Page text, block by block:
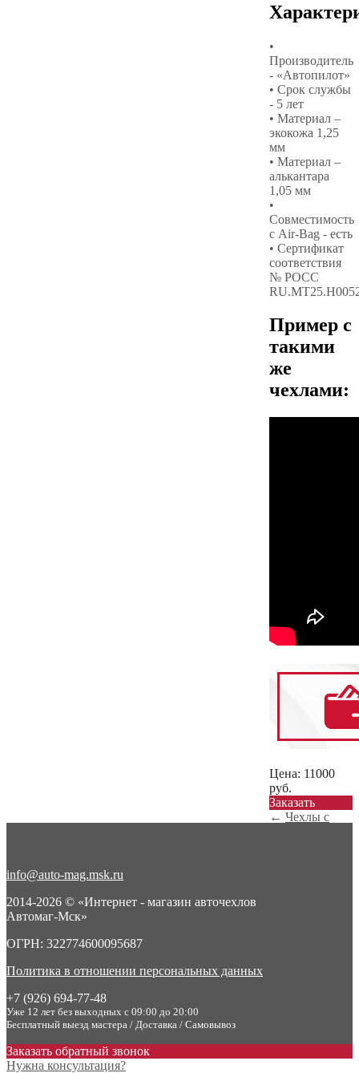
•
Производитель
- «Автопилот»
• Срок службы
- 5 лет
• Материал –
экокожа 1,25
мм
• Материал –
алькантара
1,05 мм
•
Совместимость
с Air-Bag - есть
• Сертификат
соответствия
№ РОСС
Пример с
такими
же
чехлами:
Цена: 11000
руб.
Заказать
← Чехлы с
info@auto-mag.msk.ru
2014-2026 © «Интернет - магазин авточехлов
Автомаг-Мск»
ОГРН: 322774600095687
Политика в отношении персональных данных
+7 (926) 694-77-48
Уже 12 лет без выходных с 09:00 до 20:00
Бесплатный выезд мастера / Доставка / Самовывоз
Заказать обратный звонок
Нужна консультация?